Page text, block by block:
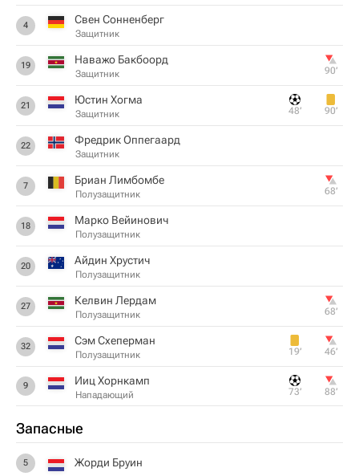
4 Свен Сонненберг
Защитник
19 Наважо Бакбоорд
Защитник 90‎’‎
21 Юстин Хогма
Защитник 48‎’‎ 90‎’‎
22 Фредрик Оппегаард
Защитник
7 Бриан Лимбомбе
Полузащитник 68‎’‎
18 Марко Вейинович
Полузащитник
20 Айдин Хрустич
Полузащитник
27 Келвин Лердам
Полузащитник 68‎’‎
32 Сэм Схеперман
Полузащитник 19‎’‎ 46‎’‎
9 Ииц Хорнкамп
Нападающий 73‎’‎ 88‎’‎
Запасные
5 Жорди Бруин